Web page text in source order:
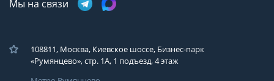
Мы на связи
108811, Москва, Киевское шоссе, Бизнес-парк
«Румянцево», стр. 1А, 1 подъезд, 4 этаж